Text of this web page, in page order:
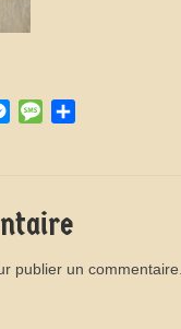
Messenger
Message
publier un commentaire.